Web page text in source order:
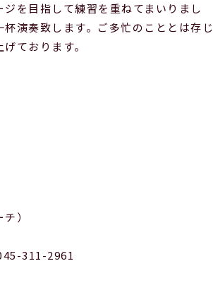
を目指して練習を重ねてまいりまし
演奏致します。ご多忙のこととは存じ
ております。
）
311-2961